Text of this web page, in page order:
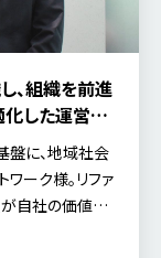
、組織を前進
た運営と、
盤に、地域社会
ーク様。リファ
自社の価値を